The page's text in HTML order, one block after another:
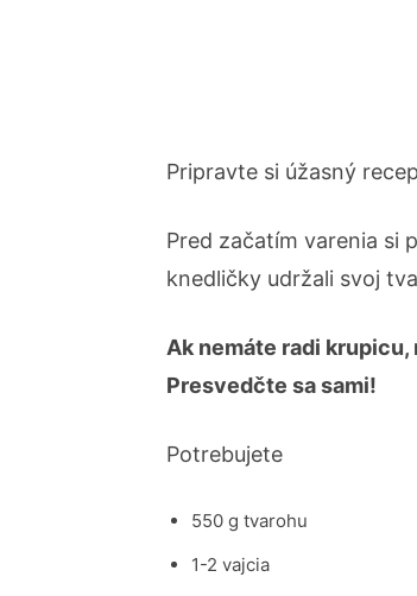
Pripravte si úžasný
Pred začatím varenia si
knedličky udržali svoj
Ak nemáte radi
Presvedčte sa sami!
Potrebujete
550 g tvarohu
1-2 vajcia